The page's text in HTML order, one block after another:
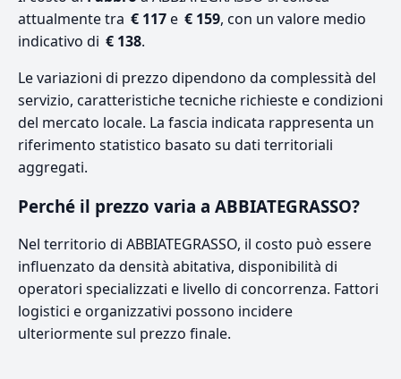
attualmente tra € 117e € 159, con un valore medio
indicativo di € 138.
Le variazioni di prezzo dipendono da complessità del
servizio, caratteristiche tecniche richieste e condizioni
del mercato locale. La fascia indicata rappresenta un
riferimento statistico basato su dati territoriali
aggregati.
Perché il prezzo varia a ABBIATEGRASSO?
Nel territorio di ABBIATEGRASSO, il costo può essere
influenzato da densità abitativa, disponibilità di
operatori specializzati e livello di concorrenza. Fattori
logistici e organizzativi possono incidere
ulteriormente sul prezzo finale.